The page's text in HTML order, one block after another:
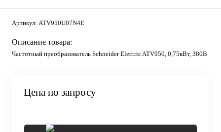
Артикул: ATV950U07N4E
Описание товара:
Частотный преобразователь Schneider Electric ATV950, 0,75кВт, 380В
Цена по запросу